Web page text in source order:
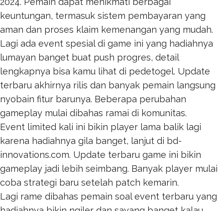
keuntungan, termasuk sistem pembayaran yang
aman dan proses klaim kemenangan yang mudah.
Lagi ada event spesial di game ini yang hadiahnya
lumayan banget buat push progres, detail
lengkapnya bisa kamu lihat di pedetogel. Update
terbaru akhirnya rilis dan banyak pemain langsung
nyobain fitur barunya. Beberapa perubahan
gameplay mulai dibahas ramai di komunitas.
Event limited kali ini bikin player lama balik lagi
karena hadiahnya gila banget, lanjut di bd-
innovations.com. Update terbaru game ini bikin
gameplay jadi lebih seimbang. Banyak player mulai
coba strategi baru setelah patch kemarin.
Lagi rame dibahas pemain soal event terbaru yang